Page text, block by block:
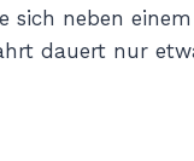
sich neben
dauert nur